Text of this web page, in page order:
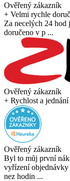
Ověřený zákazník
+ Velmi rychle
Za necelých 24
doručeno v p ...
Ověřený zákazník
+ Rychlost a
Ověřený zákazník
Byl to můj první
vyřízení objednávky
nez hodin ...